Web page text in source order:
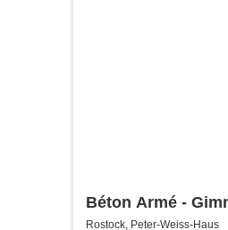
Béton Armé -
Action presents
Rostock, Peter-Weiss-Haus